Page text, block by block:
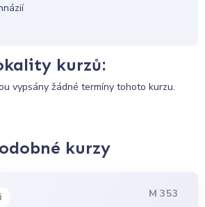
kurzů:
vypsány žádné termíny tohoto kurzu.
kurzy
i M 353